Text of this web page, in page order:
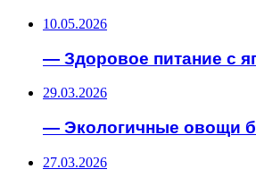
10.05.2026
— Здоровое питание с
29.03.2026
— Экологичные овощи
27.03.2026